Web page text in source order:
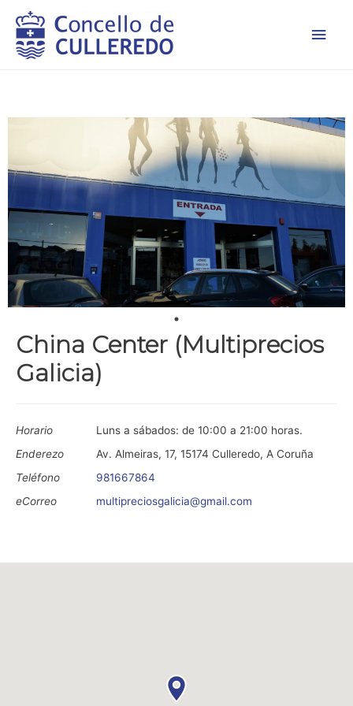
China Center (Multiprecios
Galicia)
Horario
Luns a sábados: de 10:00 a 21:00 horas.
Enderezo
Av. Almeiras, 17, 15174 Culleredo, A Coruña
Teléfono
981667864
eCorreo
multipreciosgalicia@gmail.com